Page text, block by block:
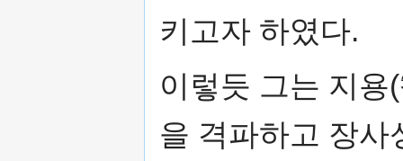
키고자 하였다.
이렇듯 그는 지용
을 격파하고 장사